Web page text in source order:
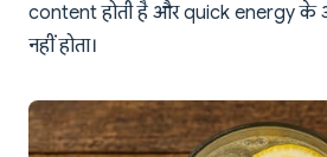
content होती है और quick energy के
नहीं होता।